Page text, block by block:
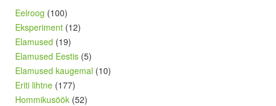
Eelroog (100)
Eksperiment (12)
Elamused (19)
Elamused Eestis (5)
Elamused kaugemal (10)
Eriti lihtne (177)
Hommikusöök (52)